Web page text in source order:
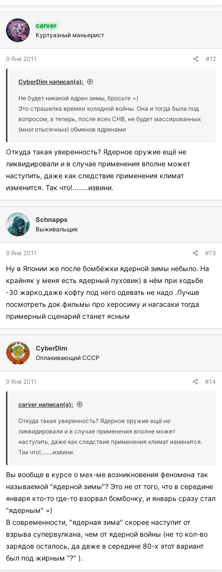
carver
Куртуазный маньерист
9 Янв 2011 #12
CyberDim написал(а):
Не будет никакой ядрен зимы, бросьте =)
Это страшилка времен холодной войны. Она и тогда была под
вопросом, а теперь, после всех СНВ, не будет массированных
(многотысячных) обменов ядренами
Откуда такая уверенность? Ядерное оружие ещё не
ликвидировали и в случае применения вполне может
наступить, даже как следствие применения климат
изменится. Так что!........извини.
Schnapps
Выживальщик
9 Янв 2011 #13
Ну в Японии же после бомбёжки ядерной зимы небыло. На
крайняк у меня есть ядерный пуховик) в нём при ходьбе
-30 жарко,даже кофту под него одевать не надо .Лучше
посмотреть док.фильмы про херосиму и нагасаки тогда
примерный сценарий станет ясным
CyberDim
Оплакивающий СССР
9 Янв 2011 #14
carver написал(а):
Откуда такая уверенность? Ядерное оружие ещё не
ликвидировали и в случае применения вполне может
наступить, даже как следствие применения климат изменится.
Так что!........извини.
Вы вообще в курсе о мех-ме возникновения феномена так
называемой "ядерной зимы"? Это не от того, что в середине
января кто-то где-то взорвал бомбочку, и январь сразу стал
"ядерным" =)
В современности, "ядерная зима" скорее наступит от
взрыва супервулкана, чем от ядерной войны (не то кол-во
зарядов осталось, да двже в середине 80-х этот вариант
был под жирным "?" ).